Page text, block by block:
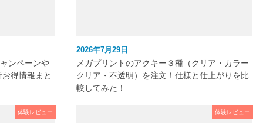
ンペーンや
得情報まと
2026年7月29日
メガプリントのアクキー３種（クリア・カラー
クリア・不透明）を注文！仕様と仕上がりを比
較してみた！
体験レビュー 体験レビュー